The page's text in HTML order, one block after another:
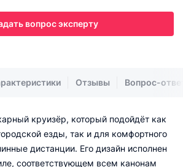
вопрос эксперту
Отзывы Вопрос-
круизёр, который подойдёт как
езды, так и для комфортного
дистанции. Его дизайн исполнен
соответствующем всем канонам